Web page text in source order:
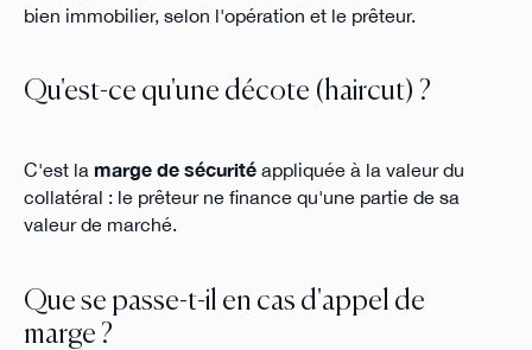
bien immobilier, selon l'opération et le prêteur.
Qu'est-ce qu'une décote (haircut) ?
C'est la marge de sécuritéappliquée à la valeur du
collatéral : le prêteur ne finance qu'une partie de sa
valeur de marché.
Que se passe-t-il en cas d'appel de
marge ?